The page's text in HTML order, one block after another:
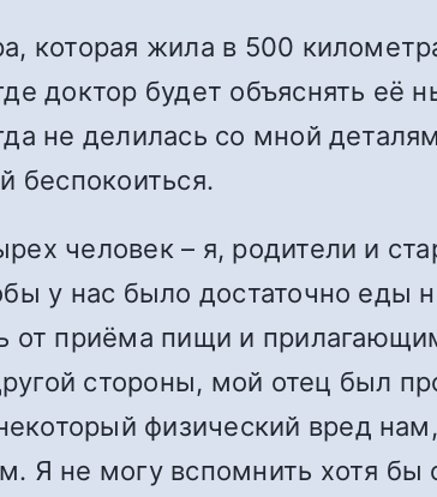
которая жила в 500
доктор будет объяснять
не делилась со мной
беспокоиться.
человек – я, родители и
у нас было достаточно еды
приёма пищи и
стороны, мой отец был
физический вред
Я не могу вспомнить хотя